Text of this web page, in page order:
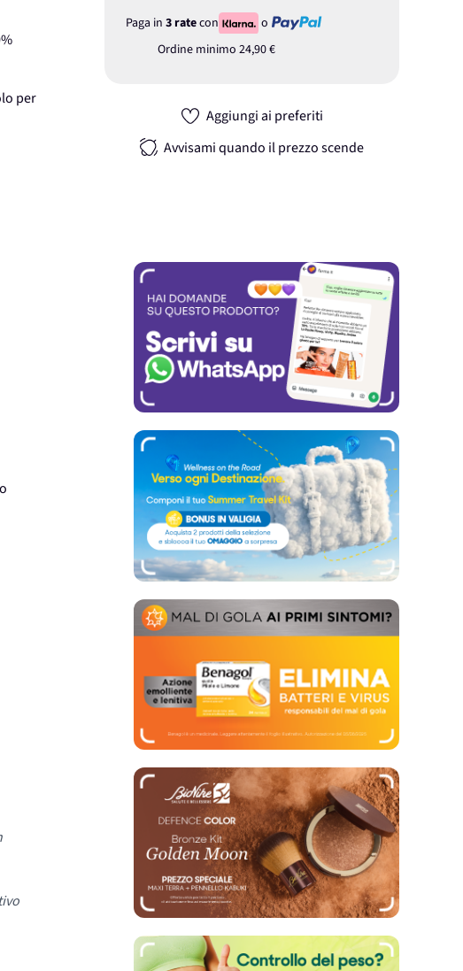
Paga in 3 ratecon
o
Ordine minimo 24,90 €
Aggiungi ai preferiti
Avvisami quando il prezzo scende
per